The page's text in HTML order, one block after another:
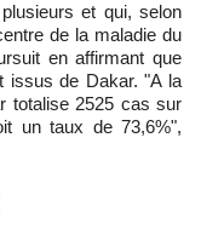
et qui, selon
de la maladie du
en affirmant que
issus de Dakar. "A la
totalise 2525 cas sur
un taux de 73,6%",